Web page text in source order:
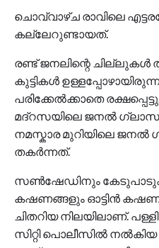
ചൊവ്വാഴ്ച രാവിലെ
കല്ലേറുണ്ടായത്.
രണ്ട് ജനലിന്റെ
കുട്ടികള്‍
പരിക്കേല്‍ക്കാതെ
മദ്റസയിലെ ജനല്‍ ഗ്ലാസും
നമസ്കാര മുറിയിലെ
തകർന്നത്.
സണ്‍ഷേഡിനും
കഷണങ്ങളും ഓട്ടിൻ
ചിതറിയ നിലയിലാണ്.
സിറ്റി പൊലീസില്‍